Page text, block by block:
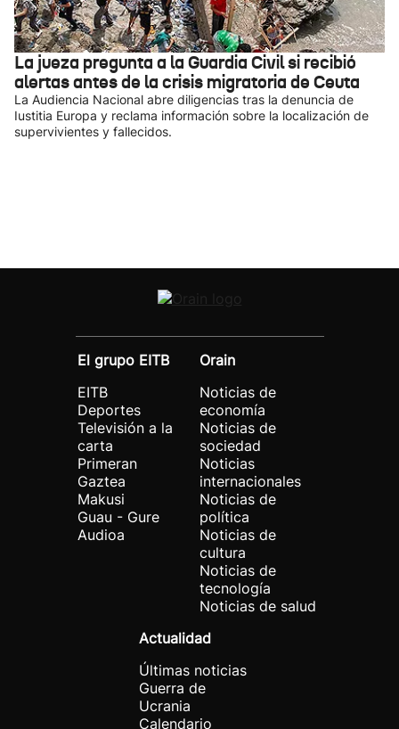
La jueza pregunta a la Guardia Civil si recibió
alertas antes de la crisis migratoria de Ceuta
La Audiencia Nacional abre diligencias tras la denuncia de
Iustitia Europa y reclama información sobre la localización de
supervivientes y fallecidos.
El grupo EITB
EITB
Deportes
Televisión a la
carta
Primeran
Gaztea
Makusi
Guau - Gure
Audioa
Orain
Noticias de
economía
Noticias de
sociedad
Noticias
internacionales
Noticias de
política
Noticias de
cultura
Noticias de
tecnología
Noticias de salud
Actualidad
Últimas noticias
Guerra de
Ucrania
Calendario